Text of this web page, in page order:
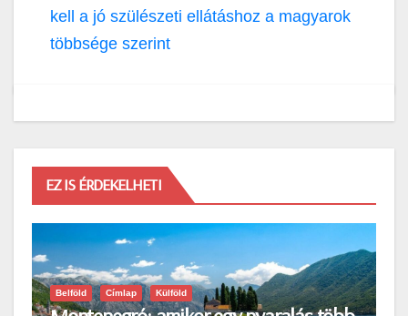
kell a jó szülészeti ellátáshoz a magyarok
többsége szerint
EZ IS ÉRDEKELHETI
Belföld Címlap Külföld